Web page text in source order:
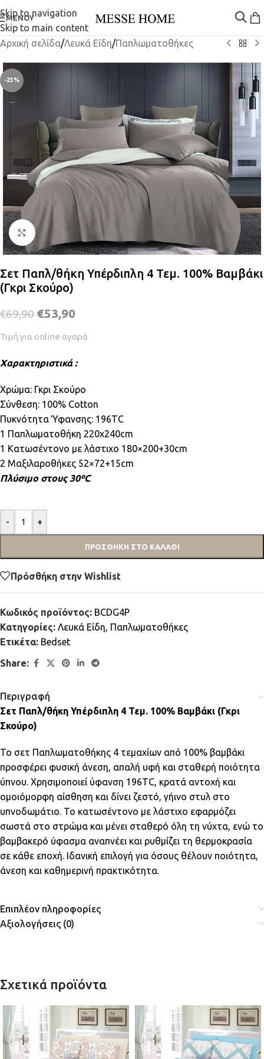
Skip to navigation
Skip to main content
ΜΕΝΟΎ
Αρχική σελίδα/Λευκά Είδη/Παπλωματοθήκες
-23%
Κλικ για μεγέθυνση
Σετ Παπλ/θήκη Υπέρδιπλη 4 Τεμ. 100% Βαμβάκι
(Γκρι Σκούρο)
€69,90 €53,90
Τιμή για online αγορά
Χαρακτηριστικά :
Χρώμα: Γκρι Σκούρο
Σύνθεση: 100% Cotton
Πυκνότητα Ύφανσης: 196TC
1 Παπλωματοθήκη 220x240cm
1 Κατωσέντονο με λάστιχο 180×200+30cm
2 Μαξιλαροθήκες 52×72+15cm
Πλύσιμο στους 30ºC
- +
ΠΡΟΣΘΉΚΗ ΣΤΟ ΚΑΛΆΘΙ
Πρόσθήκη στην Wishlist
Κωδικός προϊόντος: BCDG4P
Κατηγορίες: Λευκά Είδη, Παπλωματοθήκες
Ετικέτα: Bedset
Share:
Περιγραφή
Σετ Παπλ/θήκη Υπέρδιπλη 4 Τεμ. 100% Βαμβάκι (Γκρι
Σκούρο)
Το σετ Παπλωματοθήκης 4 τεμαχίων από 100% βαμβάκι
προσφέρει φυσική άνεση, απαλή υφή και σταθερή ποιότητα
ύπνου. Χρησιμοποιεί ύφανση 196TC, κρατά αντοχή και
ομοιόμορφη αίσθηση και δίνει ζεστό, γήινο στυλ στο
υπνοδωμάτιο. Το κατωσέντονο με λάστιχο εφαρμόζει
σωστά στο στρώμα και μένει σταθερό όλη τη νύχτα, ενώ το
βαμβακερό ύφασμα αναπνέει και ρυθμίζει τη θερμοκρασία
σε κάθε εποχή. Ιδανική επιλογή για όσους θέλουν ποιότητα,
άνεση και καθημερινή πρακτικότητα.
Επιπλέον πληροφορίες
Αξιολογήσεις (0)
Σχετικά προϊόντα